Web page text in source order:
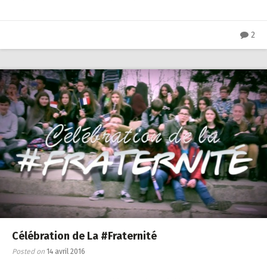
2
Célébration de La #Fraternité
Posted on 14 avril 2016